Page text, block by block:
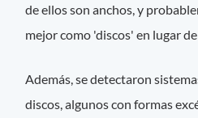
de ellos son anchos, y
mejor como 'discos' en lugar de
Además, se detectaron
discos, algunos con formas